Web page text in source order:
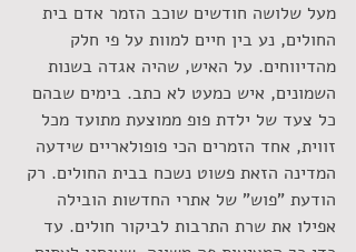
מעל שלושה חודשים שוכב הזמר אדם בית
החולים, נע בין חיים למוות על פי חלק
מהדיווחים. על האיש, שהיה אגדה בשנות
השמונים, איש כמעט לא כתב. בימים שבהם
כל צעד של ילדת פופ ממוצעת מתועד מכל
זווית, אחד הזמרים הכי פופולאריים שידעה
המדינה הזאת פשוט נשכח בבית החולים. רק
הודעת "פוש" של אתרי החדשות הובילה
אפילו את שרת התרבות לביקור חולים. עד